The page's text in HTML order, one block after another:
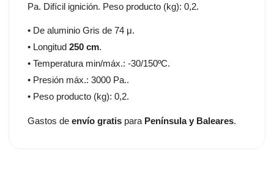
Pa. Difícil ignición. Peso producto (kg): 0,2.
• De aluminio Gris de 74 μ.
• Longitud 250 cm.
• Temperatura min/máx.: -30/150ºC.
• Presión máx.: 3000 Pa..
• Peso producto (kg): 0,2.
Gastos deenvío gratis para Península y Baleares.